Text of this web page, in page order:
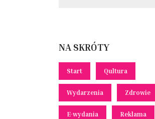
NA SKRÓTY
Start Qultura
Wydarzenia Zdrowie
E-wydania Reklama